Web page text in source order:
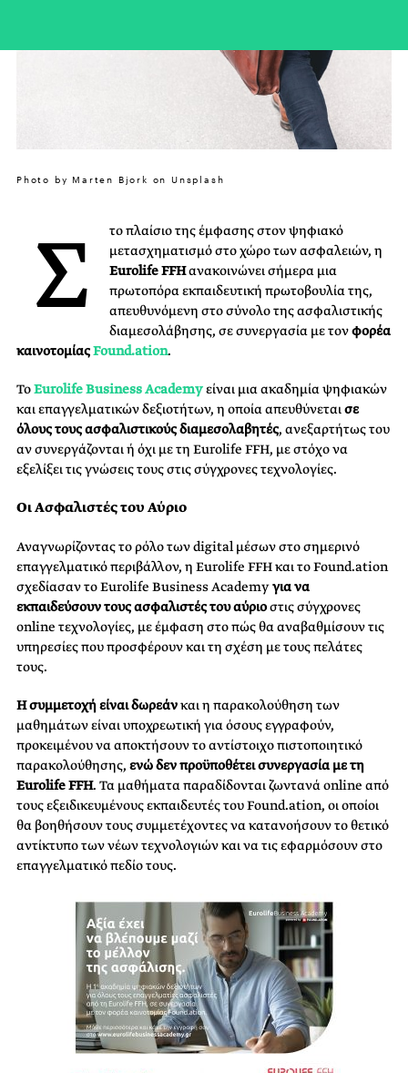
Photo by Marten Bjork on Unsplash
Σ
το πλαίσιο της έμφασης στον ψηφιακό
μετασχηματισμό στο χώρο των ασφαλειών, η
EurolifeFFHανακοινώνει σήμερα μια
πρωτοπόρα εκπαιδευτική πρωτοβουλία της,
απευθυνόμενη στο σύνολο της ασφαλιστικής
διαμεσολάβησης, σε συνεργασία με τονφορέα
καινοτομίαςFound.ation.
ΤοEurolifeBusinessAcademyείναι μια ακαδημία ψηφιακών
και επαγγελματικών δεξιοτήτων, η οποία απευθύνεταισε
όλους τους ασφαλιστικούς διαμεσολαβητές, ανεξαρτήτως του
αν συνεργάζονται ή όχι με τη Eurolife FFH, με στόχο να
εξελίξει τις γνώσεις τους στις σύγχρονες τεχνολογίες.
Οι Ασφαλιστές του Αύριο
Αναγνωρίζοντας το ρόλο των digital μέσων στο σημερινό
επαγγελματικό περιβάλλον, η Eurolife FFH και το Found.ation
σχεδίασαν τo Eurolife Business Academyγια να
εκπαιδεύσουν τους ασφαλιστές του αύριοστις σύγχρονες
online τεχνολογίες, με έμφαση στο πώς θα αναβαθμίσουν τις
υπηρεσίες που προσφέρουν και τη σχέση με τους πελάτες
τους.
Η συμμετοχή είναι δωρεάνκαι η παρακολούθηση των
μαθημάτων είναι υποχρεωτική για όσους εγγραφούν,
προκειμένου να αποκτήσουν το αντίστοιχο πιστοποιητικό
παρακολούθησης, ενώ δεν προϋποθέτει συνεργασία με τη
EurolifeFFH. Τα μαθήματα παραδίδονται ζωντανά online από
τους εξειδικευμένους εκπαιδευτές του Found.ation, οι οποίοι
θα βοηθήσουν τους συμμετέχοντες να κατανοήσουν το θετικό
αντίκτυπο των νέων τεχνολογιών και να τις εφαρμόσουν στο
επαγγελματικό πεδίο τους.